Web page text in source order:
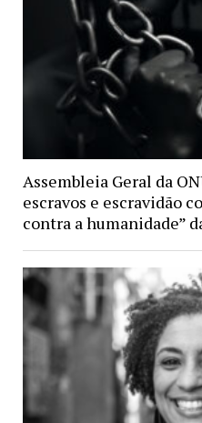
Assembleia Geral da
escravos e escravidão
contra a humanidade”